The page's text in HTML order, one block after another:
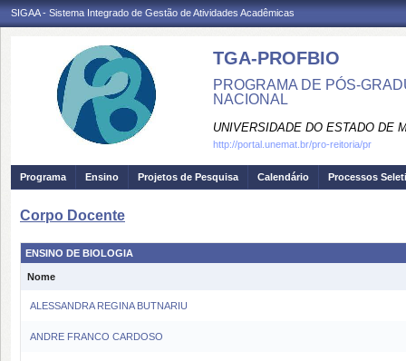
SIGAA - Sistema Integrado de Gestão de Atividades Acadêmicas
TGA-PROFBIO
PROGRAMA DE PÓS-
NACIONAL
UNIVERSIDADE DO ESTADO DE
http://portal.unemat.br/pro-reitoria/pr
Programa Ensino Projetos de Pesquisa Calendário Processos
Corpo Docente
ENSINO DE BIOLOGIA
Nome
ALESSANDRA REGINA BUTNARIU
ANDRE FRANCO CARDOSO